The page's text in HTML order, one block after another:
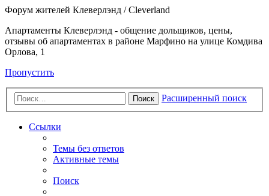
Форум жителей Клеверлэнд / Cleverland
Апартаменты Клеверлэнд - общение дольщиков, цены,
отзывы об апартаментах в районе Марфино на улице Комдива
Орлова, 1
Пропустить
Поиск Расширенный поиск
Ссылки
Темы без ответов
Активные темы
Поиск